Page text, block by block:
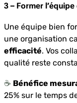
3 – Former
Une équipe bien
une organisation
efficacité. Vos
qualité reste
☕️ Bénéfice
25% sur le temps